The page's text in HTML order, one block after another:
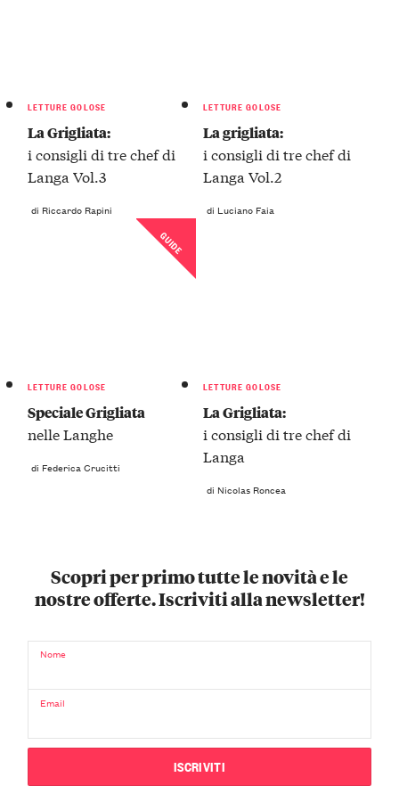
LETTURE GOLOSE
La Grigliata:
i consigli di tre chef di
Langa Vol.3
di Riccardo Rapini
LETTURE GOLOSE
La grigliata:
i consigli di tre chef di
Langa Vol.2
di Luciano Faia
GUIDE
LETTURE GOLOSE
Speciale Grigliata
nelle Langhe
di Federica Crucitti
LETTURE GOLOSE
La Grigliata:
i consigli di tre chef di
Langa
di Nicolas Roncea
Scopri per primo tutte le novità e le
nostre offerte. Iscriviti alla newsletter!
Nome
Email